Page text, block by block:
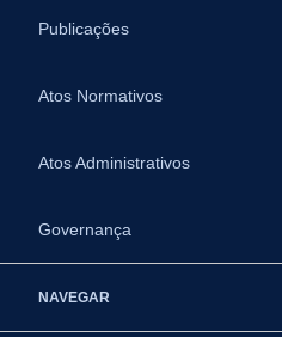
Publicações
Atos Normativos
Atos Administrativos
Governança
NAVEGAR